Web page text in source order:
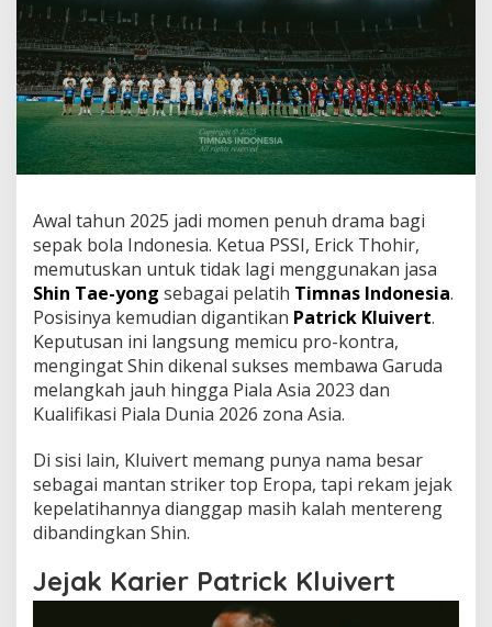
Awal tahun 2025 jadi momen penuh drama bagi
sepak bola Indonesia. Ketua PSSI, Erick Thohir,
memutuskan untuk tidak lagi menggunakan jasa
Shin Tae-yong sebagai pelatih Timnas Indonesia.
Posisinya kemudian digantikan Patrick Kluivert.
Keputusan ini langsung memicu pro-kontra,
mengingat Shin dikenal sukses membawa Garuda
melangkah jauh hingga Piala Asia 2023 dan
Kualifikasi Piala Dunia 2026 zona Asia.
Di sisi lain, Kluivert memang punya nama besar
sebagai mantan striker top Eropa, tapi rekam jejak
kepelatihannya dianggap masih kalah mentereng
dibandingkan Shin.
Jejak Karier Patrick Kluivert